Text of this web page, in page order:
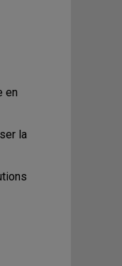
en
la